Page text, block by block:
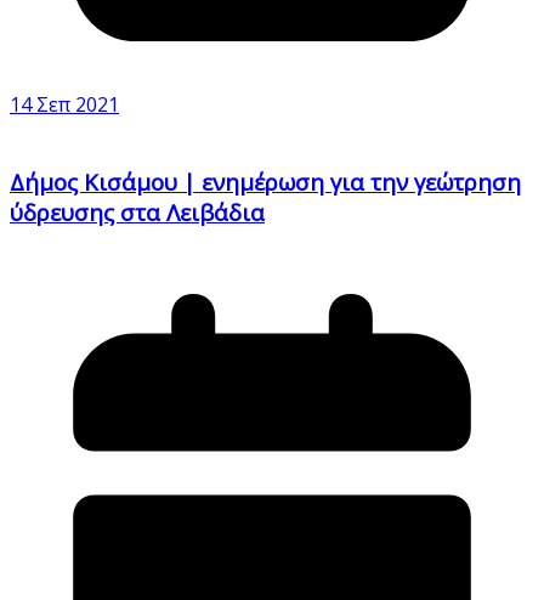
14 Σεπ 2021
Δήμος Κισάμου | ενημέρωση για την γεώτρηση
ύδρευσης στα Λειβάδια